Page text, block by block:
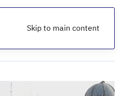
Skip to main content
الرئيسية